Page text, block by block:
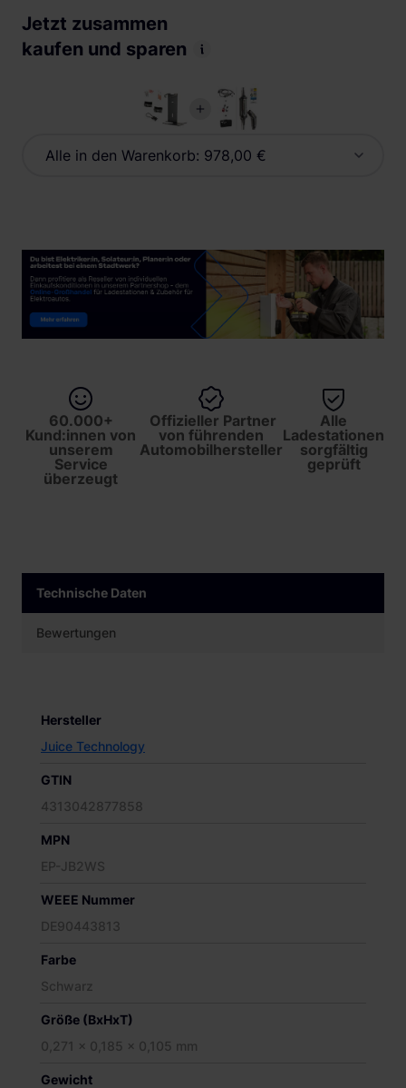
Jetzt zusammen
kaufen und sparen
Alle in den Warenkorb: 978,00 €
60.000+
Kund:innen von
unserem
Service
überzeugt
Offizieller Partner
von führenden
Automobilhersteller
Alle
Ladestationen
sorgfältig
geprüft
Technische Daten
Bewertungen
Hersteller
Juice Technology
GTIN
4313042877858
MPN
EP-JB2WS
WEEE Nummer
DE90443813
Farbe
Schwarz
Größe (BxHxT)
0,271 x 0,185 x 0,105 mm
Gewicht